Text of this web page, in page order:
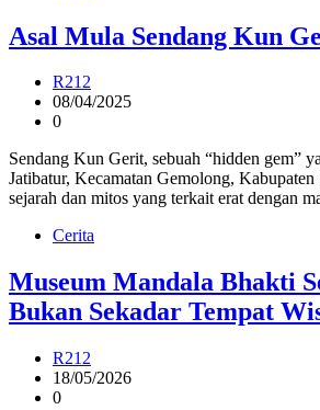
Asal Mula Sendang Kun
R212
08/04/2025
0
Sendang Kun Gerit, sebuah “hidden gem”
Jatibatur, Kecamatan Gemolong,
sejarah dan mitos yang terkait erat dengan
Cerita
Museum Mandala Bhakti
Bukan Sekadar Tempat
R212
18/05/2026
0